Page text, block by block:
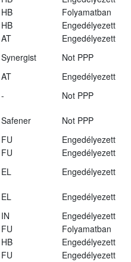
HB
Folyamatban
HB
Engedélyezett
AT
Engedélyezett
Synergist
Not PPP
AT
Engedélyezett
-
Not PPP
Safener
Not PPP
FU
Engedélyezett
FU
Engedélyezett
EL
Engedélyezett
EL
Engedélyezett
IN
Engedélyezett
FU
Folyamatban
HB
Engedélyezett
FU Engedélyezett